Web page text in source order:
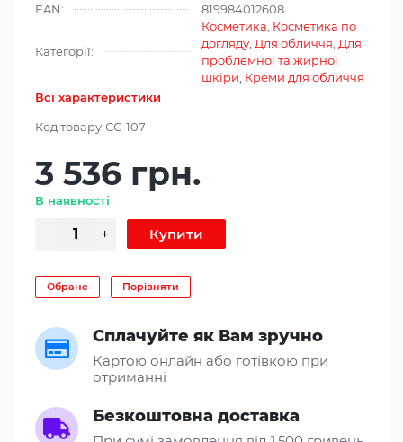
EAN:
819984012608
Категорії:
Косметика Косметика по
догляду Для обличчя Для
проблемної та жирної
шкіри Креми для обличчя
Всі характеристики
Код товару СС-107
3 536 грн.
В наявності
Обране Порівняти
Сплачуйте як Вам зручно
Картою онлайн або готівкою при
отриманні
Безкоштовна доставка